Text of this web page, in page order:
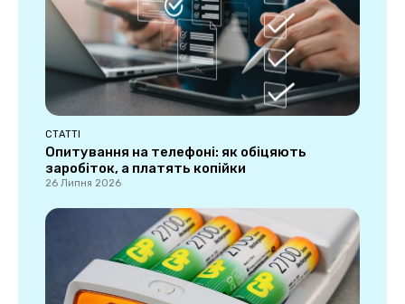
СТАТТІ
Опитування на телефоні: як обіцяють
заробіток, а платять копійки
26 Липня 2026